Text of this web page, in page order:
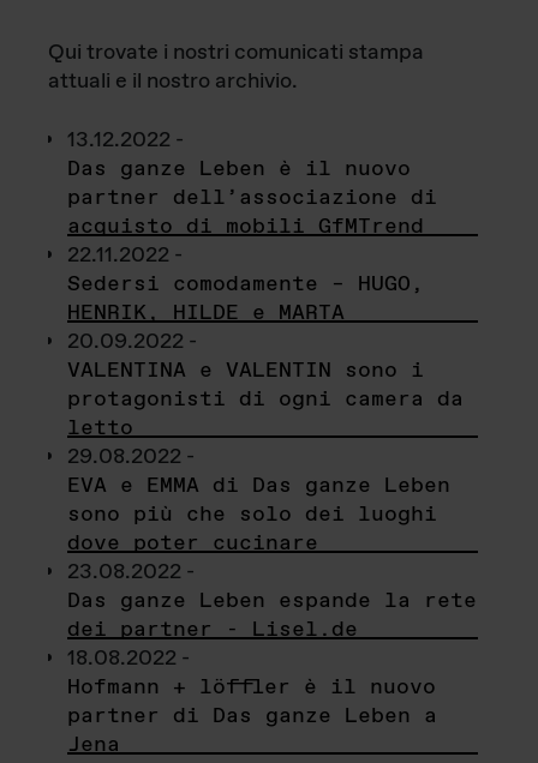
Qui trovate i nostri comunicati stampa
attuali e il nostro archivio.
13.12.2022 -
Das ganze Leben è il nuovo
partner dell’associazione di
acquisto di mobili GfMTrend
22.11.2022 -
Sedersi comodamente – HUGO,
HENRIK, HILDE e MARTA
20.09.2022 -
VALENTINA e VALENTIN sono i
protagonisti di ogni camera da
letto
29.08.2022 -
EVA e EMMA di Das ganze Leben
sono più che solo dei luoghi
dove poter cucinare
23.08.2022 -
Das ganze Leben espande la rete
dei partner - Lisel.de
18.08.2022 -
Hofmann + löffler è il nuovo
partner di Das ganze Leben a
Jena